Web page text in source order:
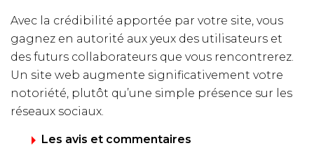
Avec la crédibilité apportée par votre site, vous
gagnez en autorité aux yeux des utilisateurs et
des futurs collaborateurs que vous rencontrerez.
Un site web augmente significativement votre
notoriété, plutôt qu’une simple présence sur les
réseaux sociaux.
Les avis et commentaires